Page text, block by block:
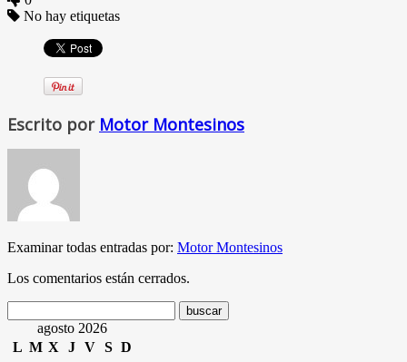
No hay etiquetas
Escrito por Motor Montesinos
Examinar todas entradas por: Motor Montesinos
Los comentarios están cerrados.
agosto 2026
L M X J V S D